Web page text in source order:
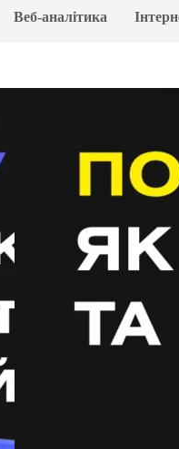
Веб-аналітика